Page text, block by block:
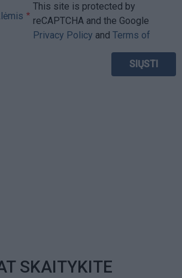
This site is protected by
reCAPTCHA and the Google
Privacy Policy and Terms of
SKAITYKITE